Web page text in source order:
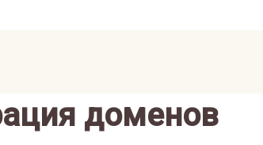
доменов